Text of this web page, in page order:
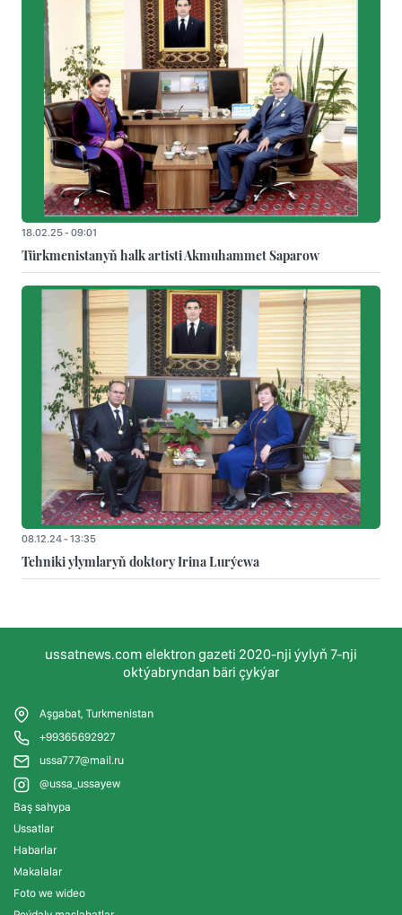
18.02.25 - 09:01
Türkmenistanyň halk artisti Akmuhammet Saparow
08.12.24 - 13:35
Tehniki ylymlaryň doktory Irina Lurýewa
ussatnews.com elektron gazeti 2020-nji ýylyň 7-nji
oktýabryndan bäri çykýar
Aşgabat, Turkmenistan
+99365692927
ussa777@mail.ru
@ussa_ussayew
Baş sahypa
Ussatlar
Habarlar
Makalalar
Foto we wideo